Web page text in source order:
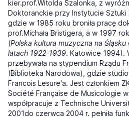
kier.prof.Witolda Szalonka, z
Doktoranckie przy Instytucie Sztuki
gdzie w 1985 roku broniła pracę
prof.Michała Bristigera, a w 1997
(Polska kultura muzyczna na Śląsku
latach 1922-1939. Katowice 1994).
przebywała na stypendium Rządu
(Biblioteka Narodowa), gdzie
Francois Lesure'a. Jest członkiem
Société Française de Musicologie
współpracuje z Technische
2001do czerwca 2004 r. pełniła